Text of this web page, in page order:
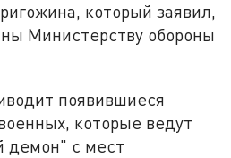
который заявил,
Министерству обороны
появившиеся
которые ведут
демон" с мест